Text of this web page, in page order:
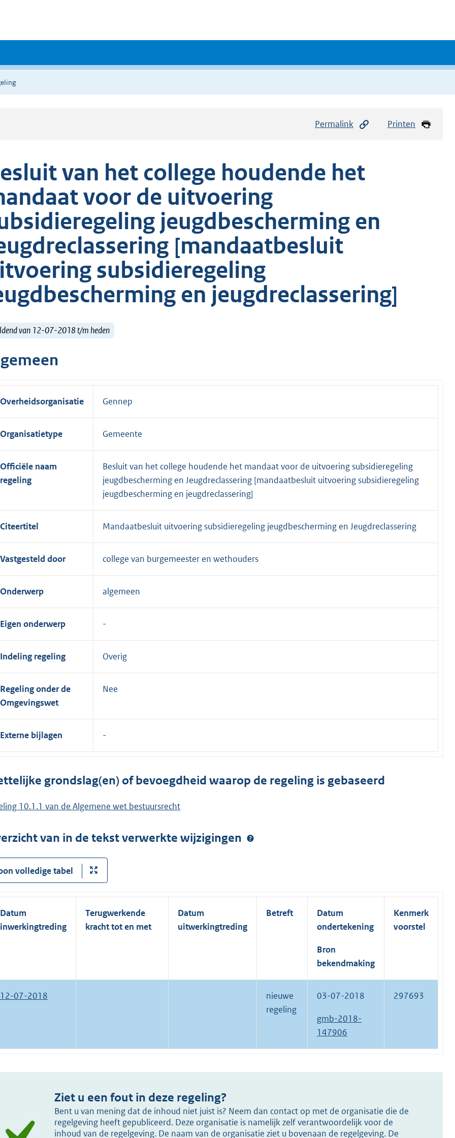
Permalink Printen
van het college houdende het
voor de uitvoering
jeugdbescherming en
[mandaatbesluit
subsidieregeling
en jeugdreclassering]
van 12-07-2018 t/m heden
Overheidsorganisatie Gennep
Organisatietype Gemeente
Officiële naam
regeling
Besluit van het college houdende het mandaat voor de uitvoering subsidieregeling
jeugdbescherming en Jeugdreclassering [mandaatbesluit uitvoering subsidieregeling
jeugdbescherming en jeugdreclassering]
Citeertitel Mandaatbesluit uitvoering subsidieregeling jeugdbescherming en Jeugdreclassering
Vastgesteld door college van burgemeester en wethouders
Onderwerp algemeen
Eigen onderwerp
Indeling regeling Overig
Regeling onder de
Omgevingswet
Nee
Externe bijlagen
grondslag(en) of bevoegdheid waarop de regeling is gebaseerd
10.1.1 van de Algemene wet bestuursrecht
van in de tekst verwerkte wijzigingen
volledige tabel
Datum
inwerkingtreding
Terugwerkende
kracht tot en met
Datum
uitwerkingtreding
Betreft
Datum
ondertekening
Bron
bekendmaking
Kenmerk
voorstel
12-07-2018
nieuwe
regeling
03-07-2018
gmb-2018-
147906
297693
Ziet u een fout in deze regeling?
Bent u van mening dat de inhoud niet juist is? Neem dan contact op met de organisatie die de
regelgeving heeft gepubliceerd. Deze organisatie is namelijk zelf verantwoordelijk voor de
inhoud van de regelgeving. De naam van de organisatie ziet u bovenaan de regelgeving. De